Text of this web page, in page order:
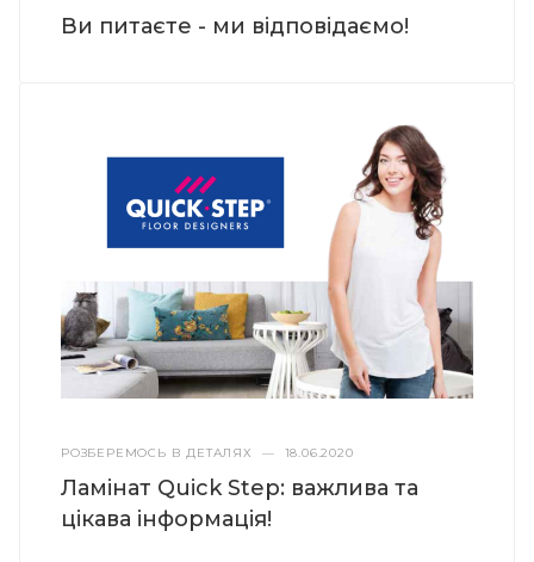
Ви питаєте - ми відповідаємо!
РОЗБЕРЕМОСЬ В ДЕТАЛЯХ — 18.06.2020
Ламінат Quick Step: важлива та
цікава інформація!